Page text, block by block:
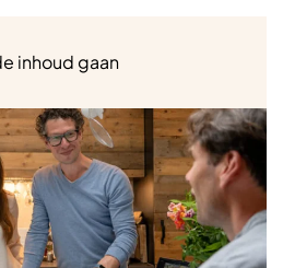
inhoud gaan